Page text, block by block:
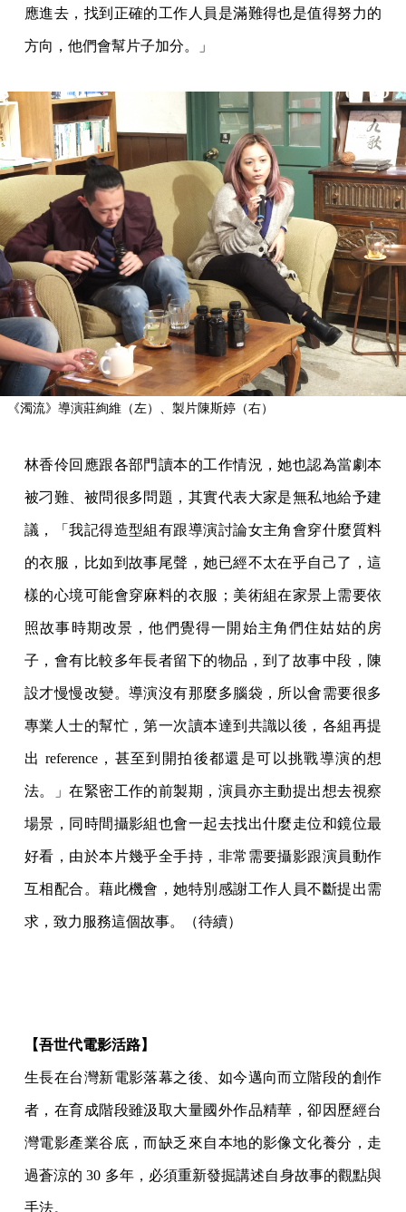
應進去，找到正確的工作人員是滿難得也是值得努力的
方向，他們會幫片子加分。」
《濁流》導演莊絢維（左）、製片陳斯婷（右）
林香伶回應跟各部門讀本的工作情況，她也認為當劇本
被刁難、被問很多問題，其實代表大家是無私地給予建
議，「我記得造型組有跟導演討論女主角會穿什麼質料
的衣服，比如到故事尾聲，她已經不太在乎自己了，這
樣的心境可能會穿麻料的衣服；美術組在家景上需要依
照故事時期改景，他們覺得一開始主角們住姑姑的房
子，會有比較多年長者留下的物品，到了故事中段，陳
設才慢慢改變。導演沒有那麼多腦袋，所以會需要很多
專業人士的幫忙，第一次讀本達到共識以後，各組再提
出 reference，甚至到開拍後都還是可以挑戰導演的想
法。」在緊密工作的前製期，演員亦主動提出想去視察
場景，同時間攝影組也會一起去找出什麼走位和鏡位最
好看，由於本片幾乎全手持，非常需要攝影跟演員動作
互相配合。藉此機會，她特別感謝工作人員不斷提出需
求，致力服務這個故事。（待續）
【吾世代電影活路】
生長在台灣新電影落幕之後、如今邁向而立階段的創作
者，在育成階段雖汲取大量國外作品精華，卻因歷經台
灣電影產業谷底，而缺乏來自本地的影像文化養分，走
過蒼涼的 30 多年，必須重新發掘講述自身故事的觀點與
手法。